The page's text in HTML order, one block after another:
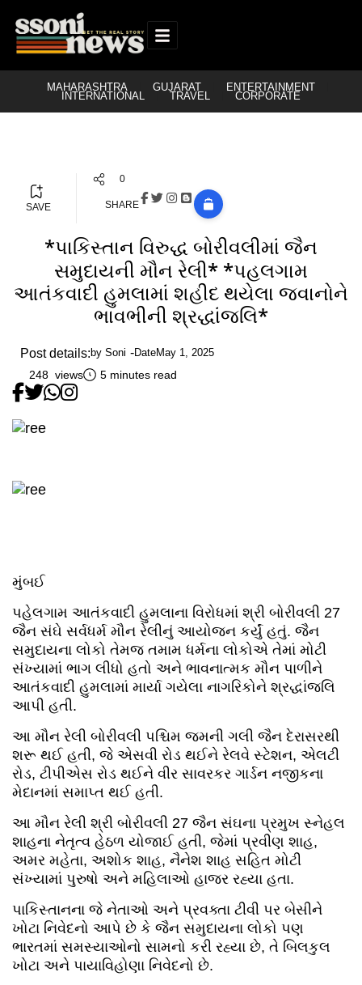
MAHARASHTRA GUJARAT ENTERTAINMENT
INTERNATIONAL TRAVEL CORPORATE
SAVE
0
SHARE
*પાકિસ્તાન વિરુદ્ધ બોરીવલીમાં જૈન
સમુદાયની મૌન રેલી* *પહલગામ
આતંકવાદી હુમલામાં શહીદ થયેલા જવાનોને
ભાવભીની શ્રદ્ધાંજલિ*
Post details: by Soni DateMay 1, 2025
248 views 5 minutes read
મુંબઈ
પહેલગામ આતંકવાદી હુમલાના વિરોધમાં શ્રી બોરીવલી 27
જૈન સંઘે સર્વધર્મ મૌન રેલીનું આયોજન કર્યું હતું. જૈન
સમુદાયના લોકો તેમજ તમામ ધર્મના લોકોએ તેમાં મોટી
સંખ્યામાં ભાગ લીધો હતો અને ભાવનાત્મક મૌન પાળીને
આતંકવાદી હુમલામાં માર્યા ગયેલા નાગરિકોને શ્રદ્ધાંજલિ
આપી હતી.
આ મૌન રેલી બોરીવલી પશ્ચિમ જમની ગલી જૈન દેરાસરથી
શરૂ થઈ હતી, જે એસવી રોડ થઈને રેલવે સ્ટેશન, એલટી
રોડ, ટીપીએસ રોડ થઈને વીર સાવરકર ગાર્ડન નજીકના
મેદાનમાં સમાપ્ત થઈ હતી.
આ મૌન રેલી શ્રી બોરીવલી 27 જૈન સંઘના પ્રમુખ સ્નેહલ
શાહના નેતૃત્વ હેઠળ યોજાઈ હતી, જેમાં પ્રવીણ શાહ,
અમર મહેતા, અશોક શાહ, નૈનેશ શાહ સહિત મોટી
સંખ્યામાં પુરુષો અને મહિલાઓ હાજર રહ્યા હતા.
પાકિસ્તાનના જે નેતાઓ અને પ્રવક્તા ટીવી પર બેસીને
ખોટા નિવેદનો આપે છે કે જૈન સમુદાયના લોકો પણ
ભારતમાં સમસ્યાઓનો સામનો કરી રહ્યા છે, તે બિલકુલ
ખોટા અને પાયાવિહોણા નિવેદનો છે.